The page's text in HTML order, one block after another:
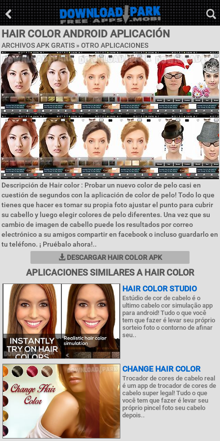
HAIR COLOR ANDROID APLICACIÓN
ARCHIVOS APK GRATIS » OTRO APLICACIONES
Descripción de Hair color : Probar un nuevo color de pelo casi en
cuestión de segundos con la aplicación de color de pelo! Todo lo que
tienes que hacer es tomar su propia foto ajustar el punto para cubrir
su cabello y luego elegir colores de pelo diferentes. Una vez que su
cambio de imagen de cabello puede los resultados por correo
electrónico a su amigos compartir en facebook o incluso guardarlo en
tu teléfono. ¡ Pruébalo ahora!..
DESCARGAR HAIR COLOR APK
APLICACIONES SIMILARES A HAIR COLOR
HAIR COLOR STUDIO
Estúdio de cor de cabelo é o
ultimo cabelo cor simulação app
para android! Tudo o que você
tem que fazer é levar seu próprio
sorteio foto o contorno de afinar
seu..
CHANGE HAIR COLOR
Trocador de cores de cabelo real
é um app de trocador de cores de
cabelo super legal! Tudo o que
você tem que fazer é levar seu
próprio pincel foto seu cabelo
depois..